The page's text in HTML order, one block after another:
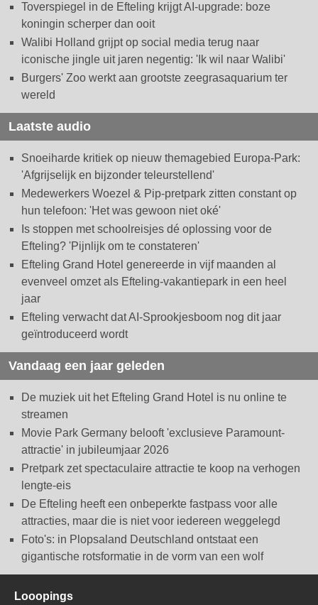
Toverspiegel in de Efteling krijgt AI-upgrade: boze
koningin scherper dan ooit
Walibi Holland grijpt op social media terug naar
iconische jingle uit jaren negentig: 'Ik wil naar Walibi'
Burgers' Zoo werkt aan grootste zeegrasaquarium ter
wereld
Laatste audio
Snoeiharde kritiek op nieuw themagebied Europa-Park:
'Afgrijselijk en bijzonder teleurstellend'
Medewerkers Woezel & Pip-pretpark zitten constant op
hun telefoon: 'Het was gewoon niet oké'
Is stoppen met schoolreisjes dé oplossing voor de
Efteling? 'Pijnlijk om te constateren'
Efteling Grand Hotel genereerde in vijf maanden al
evenveel omzet als Efteling-vakantiepark in een heel
jaar
Efteling verwacht dat AI-Sprookjesboom nog dit jaar
geïntroduceerd wordt
Vandaag een jaar geleden
De muziek uit het Efteling Grand Hotel is nu online te
streamen
Movie Park Germany belooft 'exclusieve Paramount-
attractie' in jubileumjaar 2026
Pretpark zet spectaculaire attractie te koop na verhogen
lengte-eis
De Efteling heeft een onbeperkte fastpass voor alle
attracties, maar die is niet voor iedereen weggelegd
Foto's: in Plopsaland Deutschland ontstaat een
gigantische rotsformatie in de vorm van een wolf
Looopings